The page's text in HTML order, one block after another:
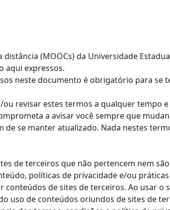
(MOOCs) da Universidade
aqui expressos.
neste documento é obrigatório para se
ou revisar estes termos a qualquer tempo
a avisar você sempre que
se manter atualizado. Nada nestes
de terceiros que não pertencem nem
políticas de privacidade e/ou
conteúdos de sites de terceiros. Ao usar o
uso de conteúdos oriundos de sites de